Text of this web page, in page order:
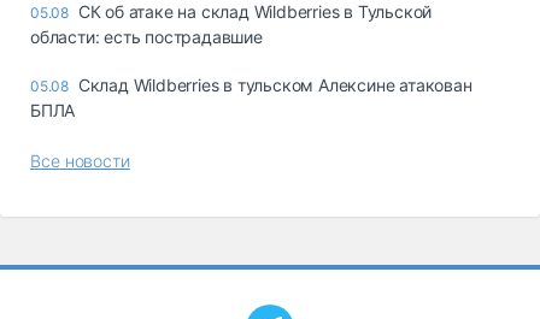
05.08 СК об атаке на склад Wildberries в Тульской
области: есть пострадавшие
05.08 Склад Wildberries в тульском Алексине атакован
БПЛА
Все новости